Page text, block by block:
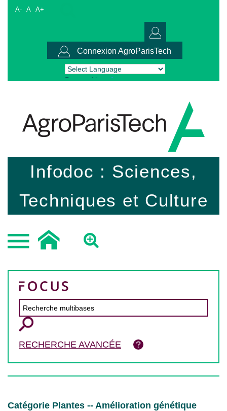
A- A A+
Connexion AgroParisTech
Powered by Translate
Infodoc : Sciences,
Techniques et Culture
RECHERCHE AVANCÉE
Catégorie Plantes -- Amélioration génétique